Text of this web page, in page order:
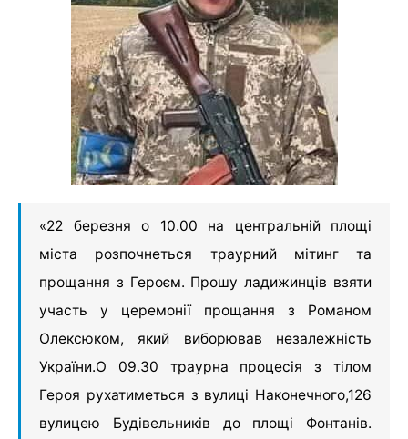
«22 березня о 10.00 на центральній площі
міста розпочнеться траурний мітинг та
прощання з Героєм. Прошу ладижинців взяти
участь у церемонії прощання з Романом
Олексюком, який виборював незалежність
України.О 09.30 траурна процесія з тілом
Героя рухатиметься з вулиці Наконечного,126
вулицею Будівельників до площі Фонтанів.